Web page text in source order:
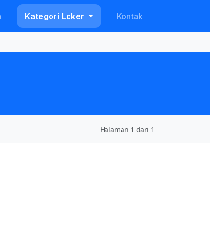
Kategori Loker Kontak
Halaman 1 dari 1